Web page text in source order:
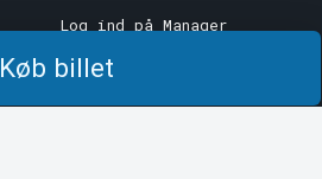
Køb billet
Log ind på Manager
System Support